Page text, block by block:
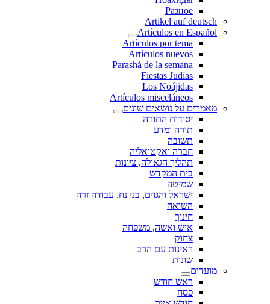
Разное
Artikel auf deutsch
Artículos en Español
Artículos por tema
Artículos nuevos
Parashá de la semana
Fiestas Judías
Los Noájidas
Artículos misceláneos
מאמרים על נושאים שונים
יסודות התורה
תורה ומדע
תשובה
חברה ואקטואליה
תהליך הגאולה, ציונות
בית המקדש
שמיטה
ישראל והגוים, בני נח, עבודה זרה
השואה
חינוך
איש ואשה, משפחה
צחוק
ראינות עם הרב
שונות
מועדים
ראש חודש
פסח